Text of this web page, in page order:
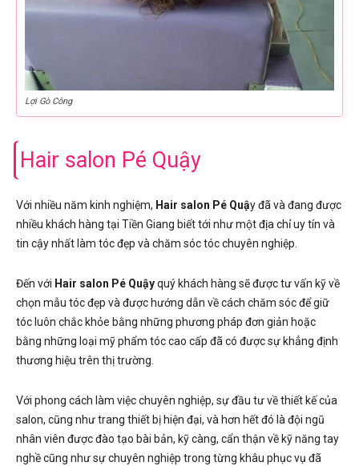
Lợi Gò Công
Hair salon Pé Quậy
Với nhiều năm kinh nghiệm, Hair salon Pé Quậy đã và đang được
nhiều khách hàng tại Tiền Giang biết tới như một địa chỉ uy tín và
tin cậy nhất làm tóc đẹp và chăm sóc tóc chuyên nghiệp.
Đến với Hair salon Pé Quậyquý khách hàng sẽ được tư vấn kỹ về
chọn mẫu tóc đẹp và được hướng dẫn về cách chăm sóc để giữ
tóc luôn chắc khỏe bằng những phương pháp đơn giản hoặc
bằng những loại mỹ phẩm tóc cao cấp đã có được sự khẳng định
thương hiệu trên thị trường.
Với phong cách làm việc chuyên nghiệp, sự đầu tư về thiết kế của
salon, cũng như trang thiết bị hiện đại, và hơn hết đó là đội ngũ
nhân viên được đào tạo bài bản, kỹ càng, cẩn thận về kỹ năng tay
nghề cũng như sự chuyên nghiệp trong từng khâu phục vụ đã